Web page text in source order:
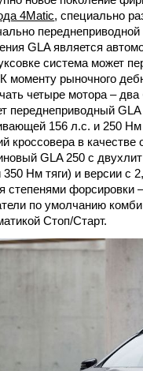
4Matic, специально
GLA является
система может
К моменту рыночного
четыре мотора –
переднеприводный GLA
156 л.с. и 250
кроссовера в
GLA 250 с
350 Нм тяги) и версии с
степенями форсировки
по умолчанию
Стоп/Старт.